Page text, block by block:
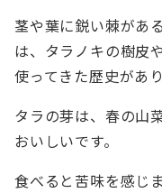
茎や葉に鋭い棘があ
は、タラノキの樹皮
使ってきた歴史があり
タラの芽は、春の山
おいしいです。
食べると苦味を感じ